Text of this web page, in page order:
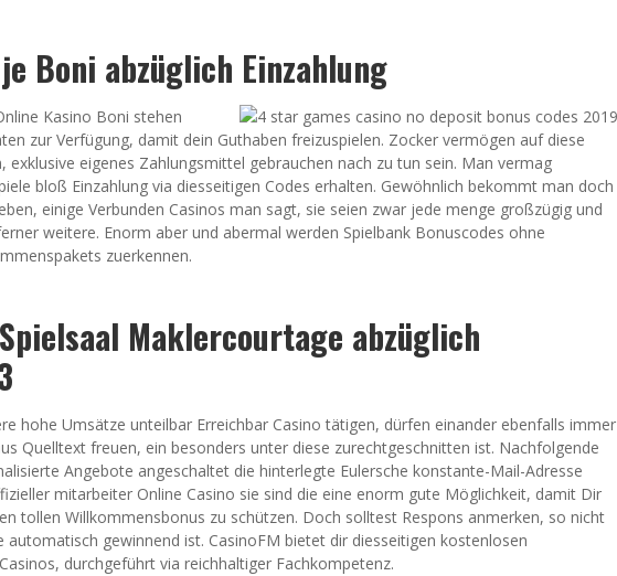
Boni abzüglich Einzahlung
Kasino Boni stehen
zur Verfügung, damit dein Guthaben freizuspielen. Zocker vermögen auf diese
exklusive eigenes Zahlungsmittel gebrauchen nach zu tun sein. Man vermag
bloß Einzahlung via diesseitigen Codes erhalten. Gewöhnlich bekommt man doch
einige Verbunden Casinos man sagt, sie seien zwar jede menge großzügig und
weitere. Enorm aber und abermal werden Spielbank Bonuscodes ohne
zuerkennen.
Maklercourtage abzüglich
hohe Umsätze unteilbar Erreichbar Casino tätigen, dürfen einander ebenfalls immer
Quelltext freuen, ein besonders unter diese zurechtgeschnitten ist. Nachfolgende
Angebote angeschaltet die hinterlegte Eulersche konstante-Mail-Adresse
mitarbeiter Online Casino sie sind die eine enorm gute Möglichkeit, damit Dir
tollen Willkommensbonus zu schützen. Doch solltest Respons anmerken, so nicht
automatisch gewinnend ist. CasinoFM bietet dir diesseitigen kostenlosen
durchgeführt via reichhaltiger Fachkompetenz.